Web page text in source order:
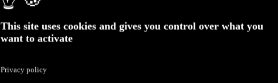
This site uses cookies and gives you control over what you
want to activate
Privacy policy